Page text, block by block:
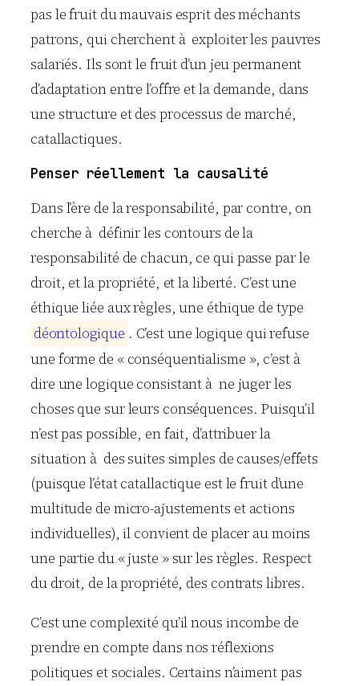
pas le fruit du mauvais esprit des méchants
patrons, qui cherchent à exploiter les pauvres
salariés. Ils sont le fruit d’un jeu permanent
d’adaptation entre l’offre et la demande, dans
une structure et des processus de marché,
catallactiques.
Penser réellement la causalité
Dans l’ère de la responsabilité, par contre, on
cherche à définir les contours de la
responsabilité de chacun, ce qui passe par le
droit, et la propriété, et la liberté. C’est une
éthique liée aux règles, une éthique de type
déontologique . C’est une logique qui refuse
une forme de « conséquentialisme », c’est à
dire une logique consistant à ne juger les
choses que sur leurs conséquences. Puisqu’il
n’est pas possible, en fait, d’attribuer la
situation à des suites simples de causes/effets
(puisque l’état catallactique est le fruit d’une
multitude de micro-ajustements et actions
individuelles), il convient de placer au moins
une partie du « juste » sur les règles. Respect
du droit, de la propriété, des contrats libres.
C’est une complexité qu’il nous incombe de
prendre en compte dans nos réflexions
politiques et sociales. Certains n’aiment pas